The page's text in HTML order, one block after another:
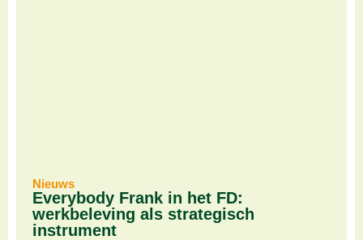
Nieuws
Everybody Frank in het FD:
werkbeleving als strategisch
instrument